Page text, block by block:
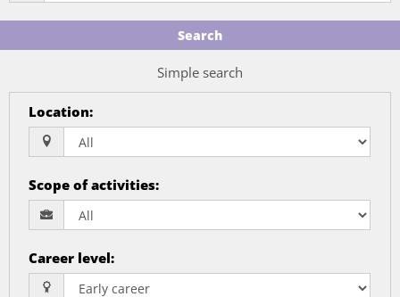
Search
Simple search
Location:
Scope of activities:
Career level: